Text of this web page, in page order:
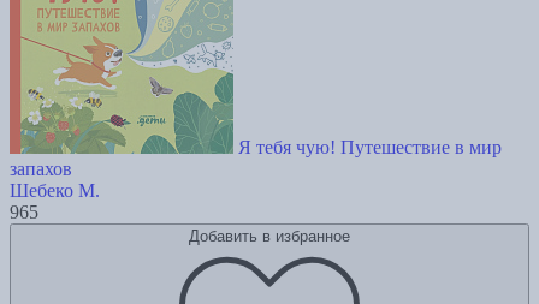
Я тебя чую! Путешествие в мир
запахов
Шебеко М.
965
Добавить в избранное